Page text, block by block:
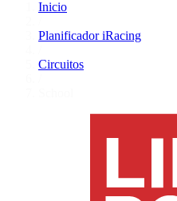
Inicio
Planificador iRacing
Circuitos